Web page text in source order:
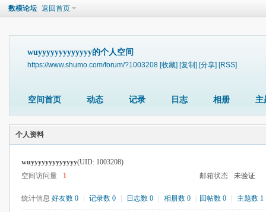
数模论坛 返回首页
wuyyyyyyyyyyyyy的个人空间
https://www.shumo.com/forum/?1003208 [收藏] [复制] [分享] [RSS]
空间首页 动态 记录 日志 相册 主
个人资料
wuyyyyyyyyyyyyy(UID: 1003208)
空间访问量
1 邮箱状态 未验证
统计信息 好友数 0 记录数 0 日志数 0 相册数 0 回帖数 0 主题数 1